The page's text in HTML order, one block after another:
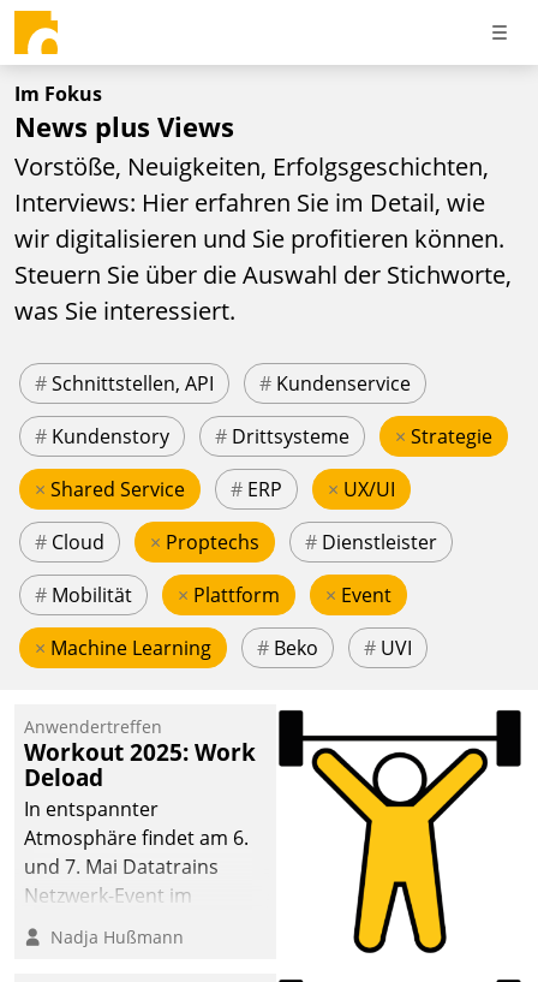
Im Fokus
News plus Views
Vorstöße, Neuigkeiten, Erfolgsgeschichten,
Interviews: Hier erfahren Sie im Detail, wie
wir digitalisieren und Sie profitieren können.
Steuern Sie über die Auswahl der Stichworte,
was Sie interessiert.
#Schnittstellen, API # Kundenservice
# Kundenstory # Drittsysteme × Strategie
× Shared Service # ERP × UX/UI
# Cloud × Proptechs # Dienstleister
# Mobilität × Plattform × Event
× Machine Learning # Beko # UVI
Anwendertreffen
Workout 2025: Work
Deload
In entspannter
Atmosphäre findet am 6.
und 7. Mai Datatrains
Netzwerk-Event im
Kunden- und Partnerkreis
statt. Zentrale Frage: Wie
Nadja Hußmann